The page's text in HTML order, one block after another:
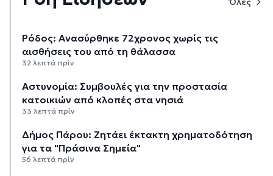
Ρόδος: Ανασύρθηκε 72χρονος χωρίς τις
αισθήσεις του από τη θάλασσα
32 λεπτά πρίν
Αστυνομία: Συμβουλές για την προστασία
κατοικιών από κλοπές στα νησιά
33 λεπτά πρίν
Δήμος Πάρου: Ζητάει έκτακτη χρηματοδότηση
για τα "Πράσινα Σημεία"
56 λεπτά πρίν